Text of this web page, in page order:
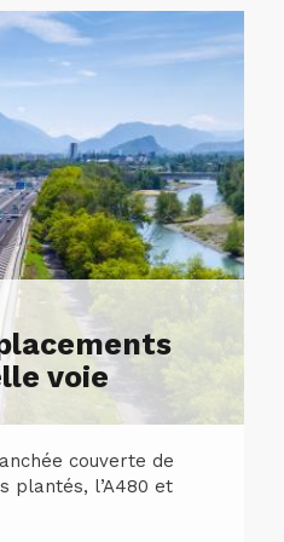
voie
couverte de
plantés, l’A480 et